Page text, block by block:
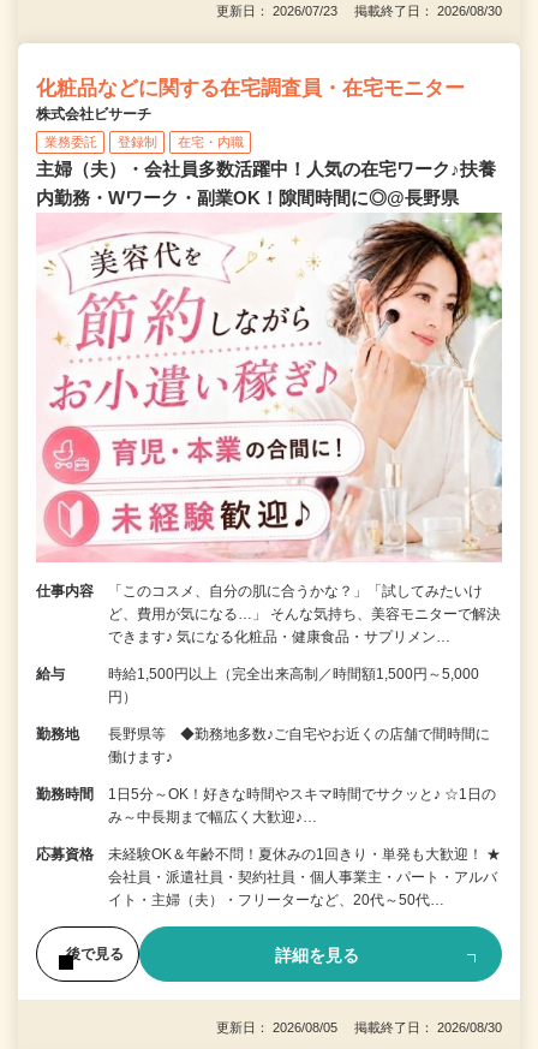
更新日： 2026/07/23 掲載終了日： 2026/08/30
化粧品などに関する在宅調査員・在宅モニター
株式会社ビサーチ
業務委託 登録制 在宅・内職
主婦（夫）・会社員多数活躍中！人気の在宅ワーク♪扶養
内勤務・Wワーク・副業OK！隙間時間に◎@長野県
仕事内容
「このコスメ、自分の肌に合うかな？」「試してみたいけ
ど、費用が気になる…」 そんな気持ち、美容モニターで解決
できます♪ 気になる化粧品・健康食品・サプリメン…
給与
時給1,500円以上（完全出来高制／時間額1,500円～5,000
円）
勤務地
長野県等 ◆勤務地多数♪ご自宅やお近くの店舗で間時間に
働けます♪
勤務時間
1日5分～OK！好きな時間やスキマ時間でサクッと♪ ☆1日の
み～中長期まで幅広く大歓迎♪…
応募資格
未経験OK＆年齢不問！夏休みの1回きり・単発も大歓迎！ ★
会社員・派遣社員・契約社員・個人事業主・パート・アルバ
イト・主婦（夫）・フリーターなど、20代～50代…
後で見る 詳細を見る
更新日： 2026/08/05 掲載終了日： 2026/08/30